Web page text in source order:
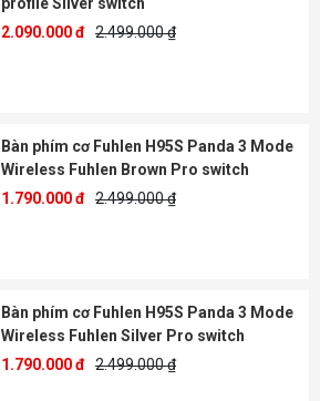
2.090.000 đ 2.499.000 ₫
Bàn phím cơ Fuhlen H95S Panda 3 Mode
Wireless Fuhlen Brown Pro switch
1.790.000 đ 2.499.000 ₫
Bàn phím cơ Fuhlen H95S Panda 3 Mode
Wireless Fuhlen Silver Pro switch
1.790.000 đ 2.499.000 ₫